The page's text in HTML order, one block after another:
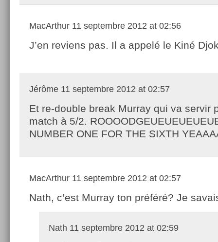
MacArthur 11 septembre 2012 at 02:56
J’en reviens pas. Il a appelé le Kiné
Jérôme 11 septembre 2012 at 02:57
Et re-double break Murray qui va servir
match à 5/2.
NUMBER ONE FOR THE SIXTH
MacArthur 11 septembre 2012 at 02:57
Nath, c’est Murray ton préféré? Je
Nath 11 septembre 2012 at 02:59